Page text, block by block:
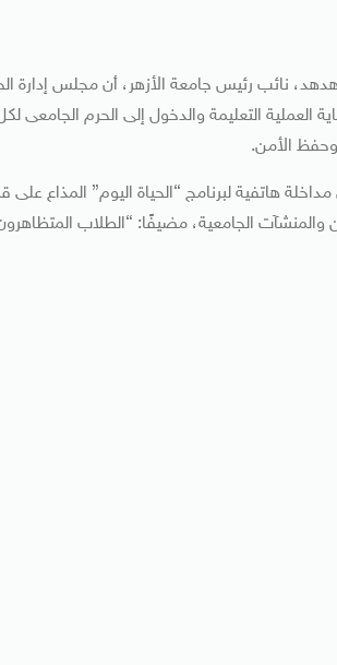
هدهد، نائب رئيس جامعة الأزهر، أن مجلس إدارة
العملية التعليمة والدخول إلى الحرم
وحفظ الأمن.
هاتفية لبرنامج “الحياة اليوم” المذاع
الجامعية، مضيفًا: “الطلاب